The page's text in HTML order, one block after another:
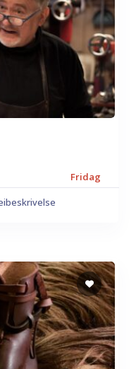
Fridag